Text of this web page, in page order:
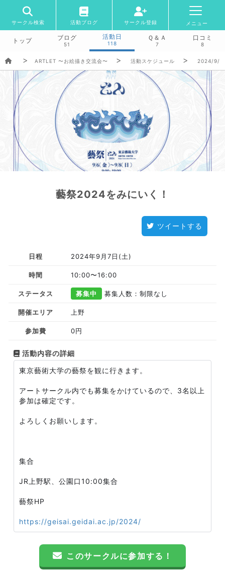
サークル検索 活動ブログ サークル登録 メニュー
トップ ブログ
51
活動日
118
Ｑ＆Ａ
7
口コミ
8
ARTLET 〜お絵描き交流会〜 活動スケジュール 2024/9/
藝祭2024をみにいく！
ツイートする
日程 2024年9月7日(土)
時間 10:00〜16:00
ステータス 募集中 募集人数：制限なし
開催エリア 上野
参加費 0円
活動内容の詳細
東京藝術大学の藝祭を観に行きます。
アートサークル内でも募集をかけているので、3名以上
参加は確定です。
よろしくお願いします。
集合
JR上野駅、公園口10:00集合
藝祭HP
https://geisai.geidai.ac.jp/2024/
このサークルに参加する！